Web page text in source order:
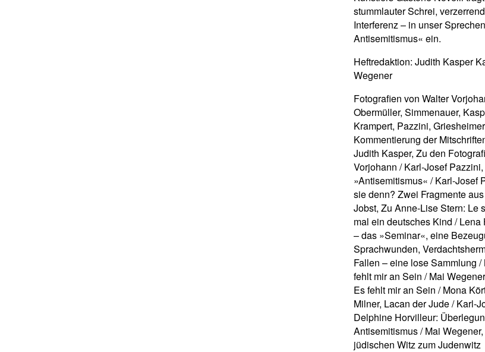
stummlauter Schrei,
Interferenz – in unser
Antisemitismus« ein.
Heftredaktion: Judith Kasper
Wegener
Fotografien von Walter
Obermüller, Simmenauer,
Krampert, Pazzini,
Kommentierung der
Judith Kasper, Zu den
Vorjohann / Karl-Josef
»Antisemitismus« / Karl-Josef
sie denn? Zwei Fragmente
Jobst, Zu Anne-Lise Stern: Le
mal ein deutsches Kind /
– das »Seminar«, eine
Sprachwunden,
Fallen – eine lose Sammlung
fehlt mir an Sein / Mai
Es fehlt mir an Sein / Mona
Milner, Lacan der Jude / Karl-
Delphine Horvilleur:
Antisemitismus / Mai
jüdischen Witz zum Judenwitz